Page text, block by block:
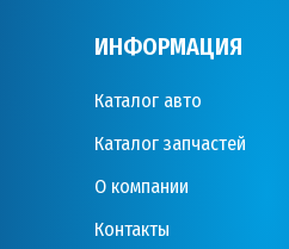
ИНФОРМАЦИЯ
Каталог авто
Каталог запчастей
О компании
Контакты